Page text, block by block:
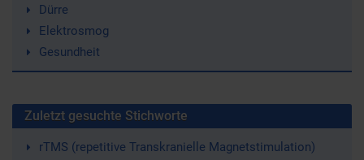
Dürre
Elektrosmog
Gesundheit
Zuletzt gesuchte Stichworte
rTMS (repetitive Transkranielle Magnetstimulation)